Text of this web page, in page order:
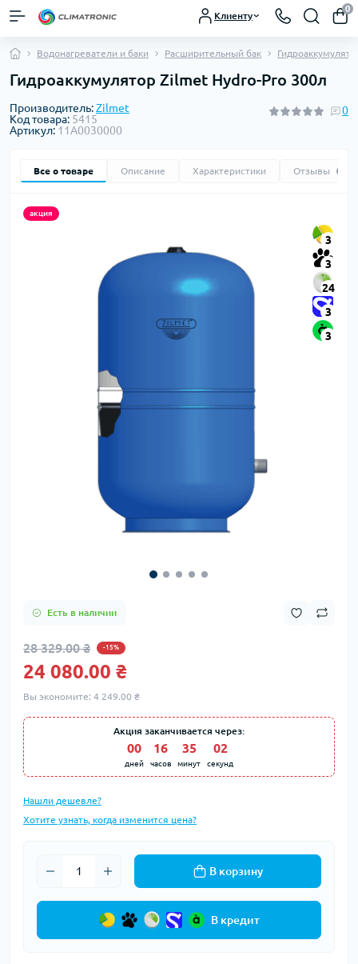
Клиенту
0
Водонагреватели и баки Расширительный бак
Гидроаккумулятор Zilmet Hydro-Pro 300л
Производитель:Zilmet
Код товара: 5415
Артикул: 11A0030000
0
Все о товаре Описание Характеристики Отзывы
акция
3
3
24
3
3
Есть в наличии
28 329.00 ₴ -15%
24 080.00 ₴
Вы экономите: 4 249.00 ₴
Акция заканчивается через:
00
дней
16
часов
35
минут
01
секунд
Нашли дешевле?
Хотите узнать, когда изменится цена?
В корзину
В кредит